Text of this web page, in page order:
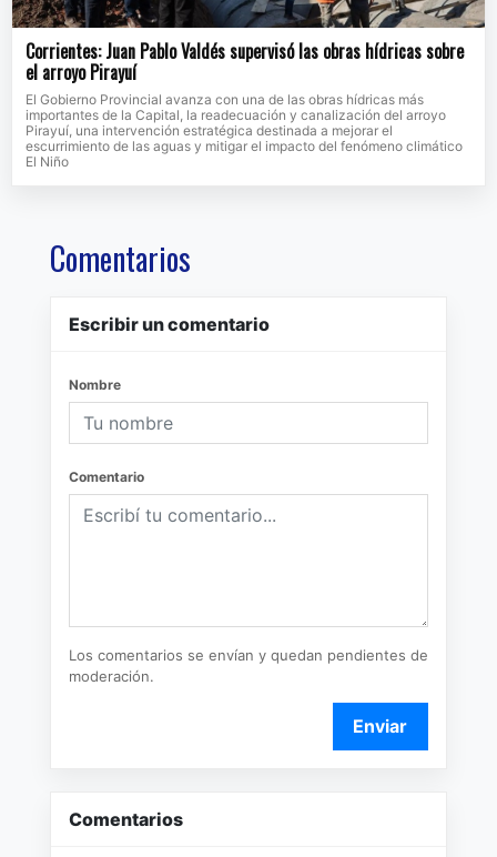
Corrientes: Juan Pablo Valdés supervisó las obras hídricas sobre
el arroyo Pirayuí
El Gobierno Provincial avanza con una de las obras hídricas más
importantes de la Capital, la readecuación y canalización del arroyo
Pirayuí, una intervención estratégica destinada a mejorar el
escurrimiento de las aguas y mitigar el impacto del fenómeno climático
El Niño
Comentarios
Escribir un comentario
Nombre
Comentario
Los comentarios se envían y quedan pendientes de
moderación.
Enviar
Comentarios